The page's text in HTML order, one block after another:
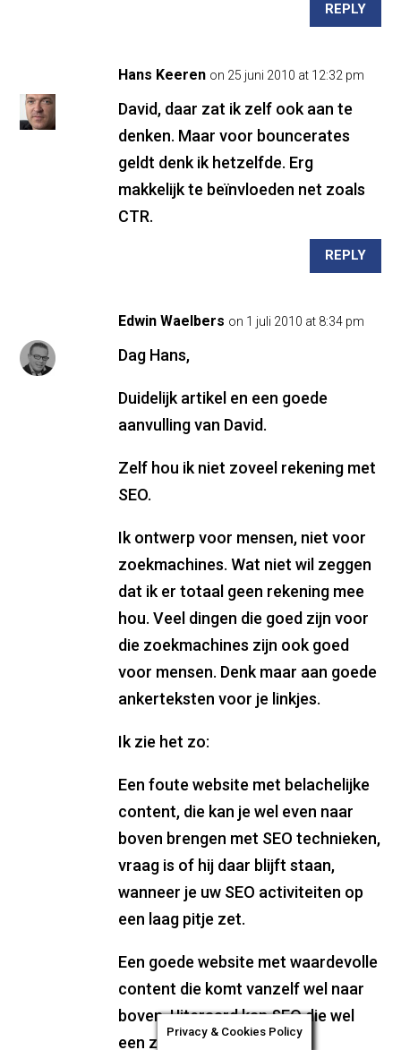
REPLY
Hans Keeren on 25 juni 2010 at 12:32 pm
David, daar zat ik zelf ook aan te
denken. Maar voor bouncerates
geldt denk ik hetzelfde. Erg
makkelijk te beïnvloeden net zoals
CTR.
REPLY
Edwin Waelbers on 1 juli 2010 at 8:34 pm
Dag Hans,
Duidelijk artikel en een goede
aanvulling van David.
Zelf hou ik niet zoveel rekening met
SEO.
Ik ontwerp voor mensen, niet voor
zoekmachines. Wat niet wil zeggen
dat ik er totaal geen rekening mee
hou. Veel dingen die goed zijn voor
die zoekmachines zijn ook goed
voor mensen. Denk maar aan goede
ankerteksten voor je linkjes.
Ik zie het zo:
Een foute website met belachelijke
content, die kan je wel even naar
boven brengen met SEO technieken,
vraag is of hij daar blijft staan,
wanneer je uw SEO activiteiten op
een laag pitje zet.
Een goede website met waardevolle
content die komt vanzelf wel naar
boven. Uiteraard kan SEO die wel
een zetje geven.
Privacy & Cookies Policy